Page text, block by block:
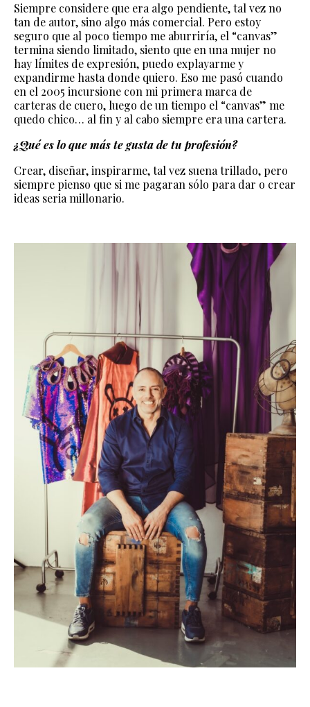
Siempre considere que era algo pendiente, tal vez no
tan de autor, sino algo más comercial. Pero estoy
seguro que al poco tiempo me aburriría, el “canvas”
termina siendo limitado, siento que en una mujer no
hay límites de expresión, puedo explayarme y
expandirme hasta donde quiero. Eso me pasó cuando
en el 2005 incursione con mi primera marca de
carteras de cuero, luego de un tiempo el “canvas” me
quedo chico… al fin y al cabo siempre era una cartera.
¿Qué es lo que más te gusta de tu profesión?
Crear, diseñar, inspirarme, tal vez suena trillado, pero
siempre pienso que si me pagaran sólo para dar o crear
ideas seria millonario.